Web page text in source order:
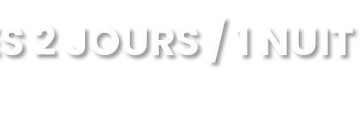
2 JOURS / 1 NUIT